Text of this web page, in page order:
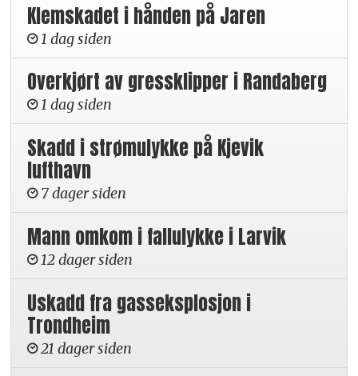
Klemskadet i hånden på Jaren
1 dag siden
Overkjørt av gressklipper i Randaberg
1 dag siden
Skadd i strømulykke på Kjevik
lufthavn
7 dager siden
Mann omkom i fallulykke i Larvik
12 dager siden
Uskadd fra gasseksplosjon i
Trondheim
21 dager siden